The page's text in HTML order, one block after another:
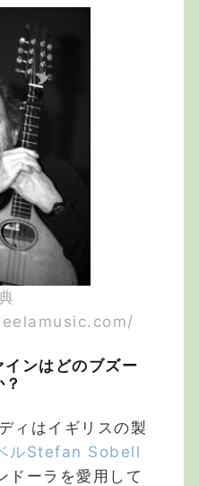
ンはどのブズー
ィはイギリスの製
ルStefan Sobell
ドーラを愛用して